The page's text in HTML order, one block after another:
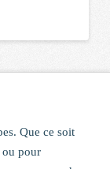
Que ce soit
ou pour